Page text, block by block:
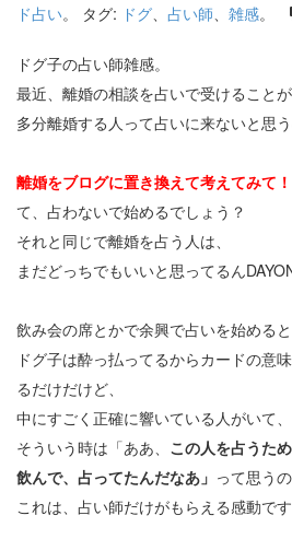
ド占い。 タグ: ドグ 占い師 雑感。
ドグ子の占い師雑感。
最近、離婚の相談を占いで受けることが
多分離婚する人って占いに来ないと思う
離婚をブログに置き換えて考えてみて
て、占わないで始めるでしょう？
それと同じで離婚を占う人は、
まだどっちでもいいと思ってるん
飲み会の席とかで余興で占いを始めると
ドグ子は酔っ払ってるからカードの意
るだけだけど、
中にすごく正確に響いている人がいて、
そういう時は「ああ、 この人を占うた
飲んで、占ってたんだなあ」 って思うの
これは、占い師だけがもらえる感動です